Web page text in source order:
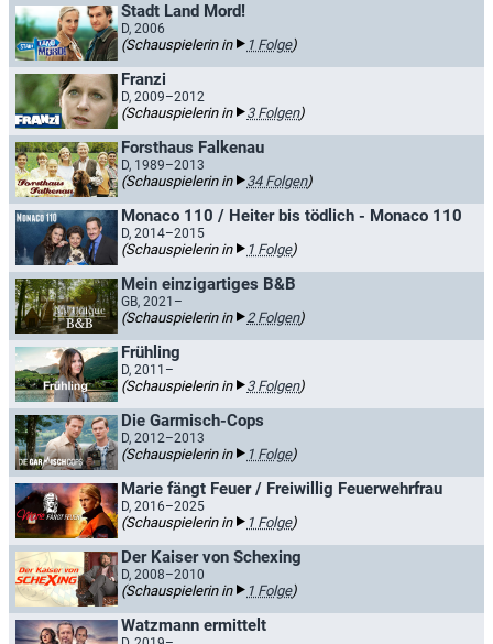
Stadt Land Mord!
D, 2006
(Schauspielerin in 1 Folge)
Franzi
D, 2009–2012
(Schauspielerin in 3 Folgen)
Forsthaus Falkenau
D, 1989–2013
(Schauspielerin in 34 Folgen)
Monaco 110 / Heiter bis tödlich - Monaco 110
D, 2014–2015
(Schauspielerin in 1 Folge)
Mein einzigartiges B&B
GB, 2021–
(Schauspielerin in 2 Folgen)
Frühling
D, 2011–
(Schauspielerin in 3 Folgen)
Die Garmisch-Cops
D, 2012–2013
(Schauspielerin in 1 Folge)
Marie fängt Feuer / Freiwillig Feuerwehrfrau
D, 2016–2025
(Schauspielerin in 1 Folge)
Der Kaiser von Schexing
D, 2008–2010
(Schauspielerin in 1 Folge)
Watzmann ermittelt